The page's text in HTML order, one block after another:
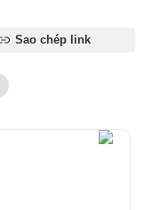
Sao chép link